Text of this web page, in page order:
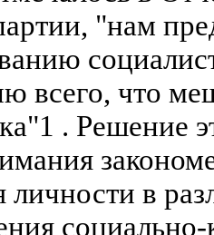
"нам
всего, что
. Решение
в